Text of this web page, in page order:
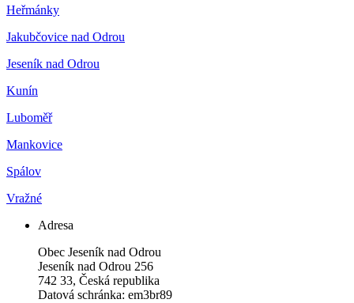
Heřmánky
Jakubčovice nad Odrou
Jeseník nad Odrou
Kunín
Luboměř
Mankovice
Spálov
Vražné
Adresa
Obec Jeseník nad Odrou
Jeseník nad Odrou 256
742 33, Česká republika
Datová schránka: em3br89